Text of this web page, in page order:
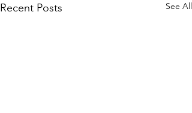
Recent Posts See All